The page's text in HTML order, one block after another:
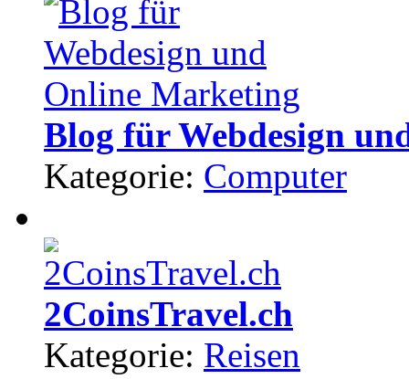
Blog für Webdesign
Kategorie: Computer
2CoinsTravel.ch
Kategorie: Reisen